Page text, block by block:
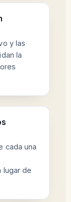
y las
la
cada una
lugar de